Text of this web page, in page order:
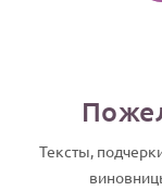
Тексты,